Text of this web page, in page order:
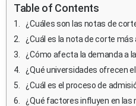
Table of Contents
¿Cuáles son las notas de corte
¿Cuál es la nota de corte más alta
¿Cómo afecta la demanda a las
¿Qué universidades ofrecen el
¿Cuál es el proceso de admisión
¿Qué factores influyen en las